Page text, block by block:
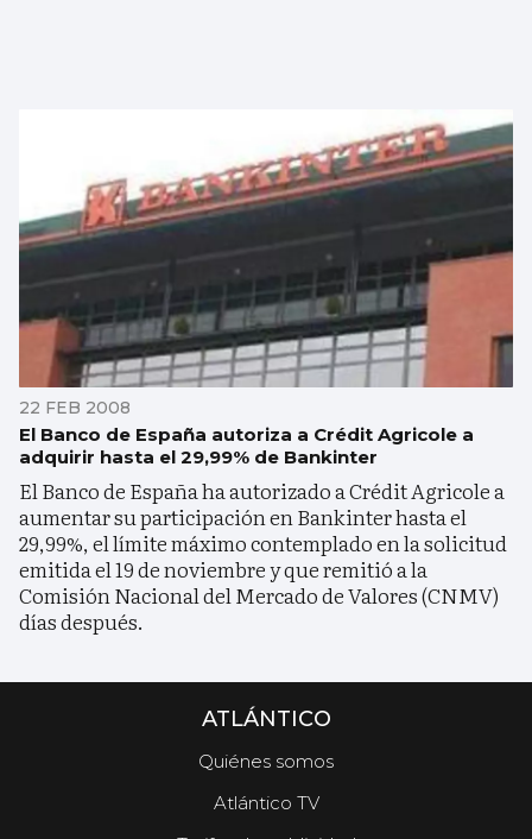
22 FEB 2008
El Banco de España autoriza a Crédit Agricole a
adquirir hasta el 29,99% de Bankinter
El Banco de España ha autorizado a Crédit Agricole a
aumentar su participación en Bankinter hasta el
29,99%, el límite máximo contemplado en la solicitud
emitida el 19 de noviembre y que remitió a la
Comisión Nacional del Mercado de Valores (CNMV)
días después.
ATLÁNTICO
Quiénes somos
Atlántico TV